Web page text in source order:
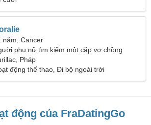
năm, Cancer
phụ nữ tìm kiếm một cặp vợ chồng
Pháp
động thể thao, Đi bộ ngoài trời
động của FraDatingGo